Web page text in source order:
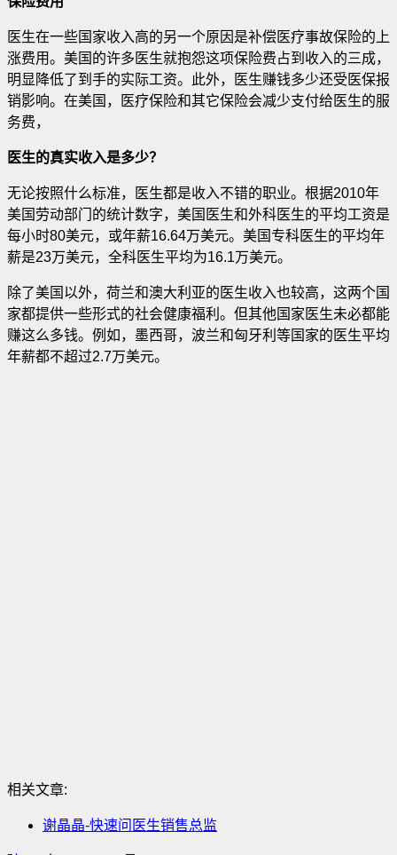
医生在一些国家收入高的另一个原因是补偿医疗事故保险的上
涨费用。美国的许多医生就抱怨这项保险费占到收入的三成，
明显降低了到手的实际工资。此外，医生赚钱多少还受医保报
销影响。在美国，医疗保险和其它保险会减少支付给医生的服
务费，
医生的真实收入是多少？
无论按照什么标准，医生都是收入不错的职业。根据2010年
美国劳动部门的统计数字，美国医生和外科医生的平均工资是
每小时80美元，或年薪16.64万美元。美国专科医生的平均年
薪是23万美元，全科医生平均为16.1万美元。
除了美国以外，荷兰和澳大利亚的医生收入也较高，这两个国
家都提供一些形式的社会健康福利。但其他国家医生未必都能
赚这么多钱。例如，墨西哥，波兰和匈牙利等国家的医生平均
年薪都不超过2.7万美元。
相关文章:
谢晶晶-快速问医生销售总监